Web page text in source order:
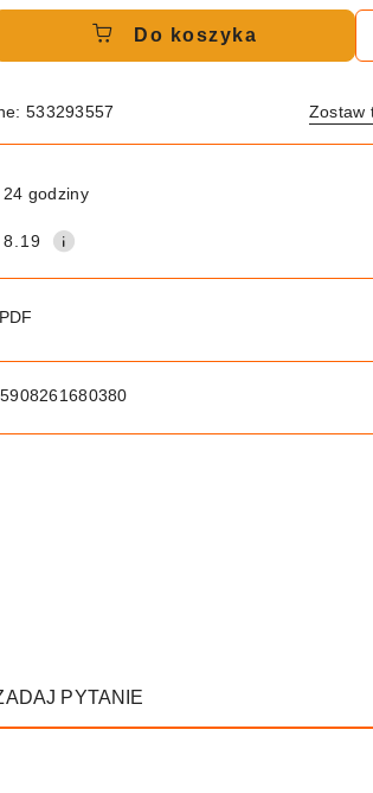
Do koszyka
533293557 Zostaw
24 godziny
8.19
5908261680380
PYTANIE